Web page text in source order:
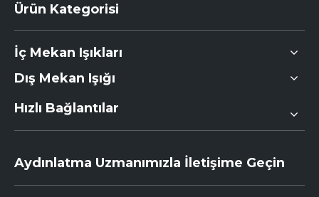
Ürün Kategorisi
İç Mekan Işıkları
Dış Mekan Işığı
Hızlı Bağlantılar
Aydınlatma Uzmanımızla İletişime Geçin